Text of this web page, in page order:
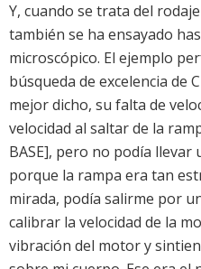
Y, cuando se trata del
también se ha ensayado
microscópico. El ejemplo
búsqueda de excelencia de
mejor dicho, su falta de
velocidad al saltar de la
BASE], pero no podía
porque la rampa era tan
mirada, podía salirme por
calibrar la velocidad de la
vibración del motor y